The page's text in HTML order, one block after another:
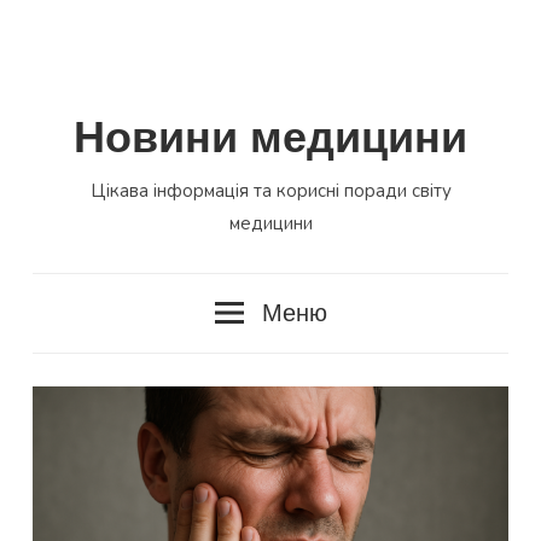
Новини медицини
Цікава інформація та корисні поради світу
медицини
Меню